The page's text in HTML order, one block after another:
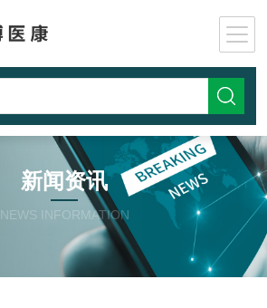
新闻资讯
NEWS INFORMATION